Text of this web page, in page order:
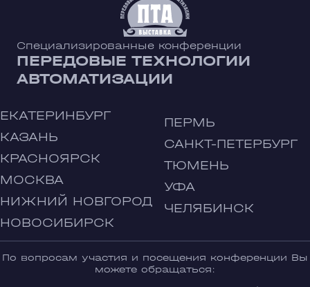
Специализированные конференции
ПЕРЕДОВЫЕ ТЕХНОЛОГИИ
АВТОМАТИЗАЦИИ
ЕКАТЕРИНБУРГ
КАЗАНЬ
КРАСНОЯРСК
МОСКВА
НИЖНИЙ НОВГОРОД
НОВОСИБИРСК
ПЕРМЬ
САНКТ-ПЕТЕРБУРГ
ТЮМЕНЬ
УФА
ЧЕЛЯБИНСК
По вопросам участия и посещения конференции Вы
можете обращаться: